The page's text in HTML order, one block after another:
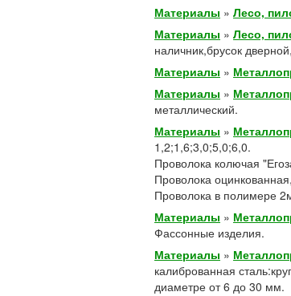
Материалы » Лесо,
Материалы » Лесо,
наличник,брусок
Материалы »
Материалы »
металлический.
Материалы »
1,2;1,6;3,0;5,0;6,0.
Проволока колючая
Проволока
Проволока в полимере
Материалы »
Фассонные изделия.
Материалы »
калиброванная
диаметре от 6 до 30 мм.